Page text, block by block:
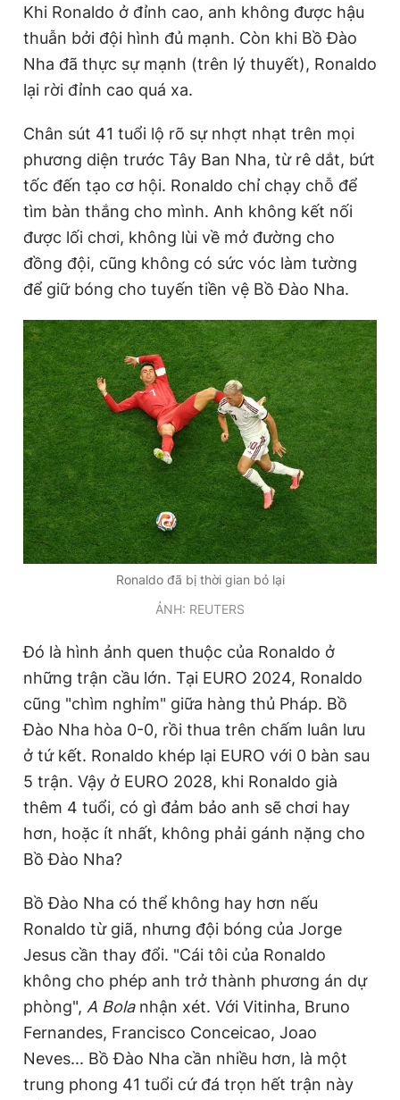
Khi Ronaldo ở đỉnh cao, anh không được hậu
thuẫn bởi đội hình đủ mạnh. Còn khi Bồ Đào
Nha đã thực sự mạnh (trên lý thuyết), Ronaldo
lại rời đỉnh cao quá xa.
Chân sút 41 tuổi lộ rõ sự nhợt nhạt trên mọi
phương diện trước Tây Ban Nha, từ rê dắt, bứt
tốc đến tạo cơ hội. Ronaldo chỉ chạy chỗ để
tìm bàn thắng cho mình. Anh không kết nối
được lối chơi, không lùi về mở đường cho
đồng đội, cũng không có sức vóc làm tường
để giữ bóng cho tuyến tiền vệ Bồ Đào Nha.
Ronaldo đã bị thời gian bỏ lại
ẢNH: REUTERS
Đó là hình ảnh quen thuộc của Ronaldo ở
những trận cầu lớn. Tại EURO 2024, Ronaldo
cũng "chìm nghỉm" giữa hàng thủ Pháp. Bồ
Đào Nha hòa 0-0, rồi thua trên chấm luân lưu
ở tứ kết. Ronaldo khép lại EURO với 0 bàn sau
5 trận. Vậy ở EURO 2028, khi Ronaldo già
thêm 4 tuổi, có gì đảm bảo anh sẽ chơi hay
hơn, hoặc ít nhất, không phải gánh nặng cho
Bồ Đào Nha?
Bồ Đào Nha có thể không hay hơn nếu
Ronaldo từ giã, nhưng đội bóng của Jorge
Jesus cần thay đổi. "Cái tôi của Ronaldo
không cho phép anh trở thành phương án dự
phòng", A Bolanhận xét. Với Vitinha, Bruno
Fernandes, Francisco Conceicao, Joao
Neves... Bồ Đào Nha cần nhiều hơn, là một
trung phong 41 tuổi cứ đá trọn hết trận này